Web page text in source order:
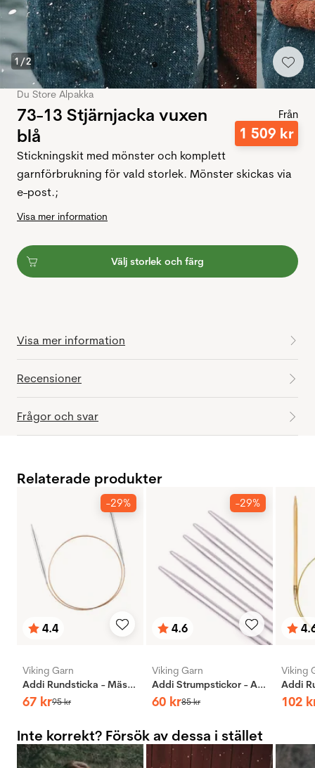
1/2
Du Store Alpakka
73-13 Stjärnjacka vuxen
blå
Från
1 509 kr
Stickningskit med mönster och komplett
garnförbrukning för vald storlek. Mönster skickas via
e-post.;
Visa mer information
Välj storlek och färg
Visa mer information
Recensioner
Frågor och svar
Relaterade produkter
-29%
Betyg:
4.4
utav 5 stjärnor
Viking Garn
Addi Rundsticka - Mässing
67 kr95kr
-29%
Betyg:
4.6
utav 5 stjärnor
Viking Garn
Addi Strumpstickor - Aluminium
60 kr85kr
utav
Viking
102
Inte korrekt? Försök av dessa i stället